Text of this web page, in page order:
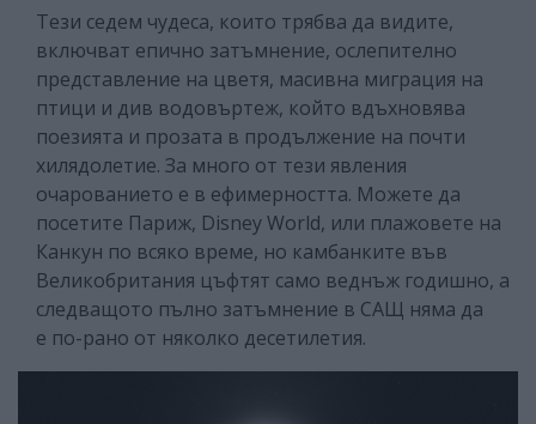
Тези седем чудеса, които трябва да видите,
включват епично затъмнение, ослепително
представление на цветя, масивна миграция на
птици и див водовъртеж, който вдъхновява
поезията и прозата в продължение на почти
хилядолетие. За много от тези явления
очарованието е в ефимерността. Можете да
посетите Париж, Disney World, или плажовете на
Канкун по всяко време, но камбанките във
Великобритания цъфтят само веднъж годишно, а
следващото пълно затъмнение в САЩ няма да
е по-рано от няколко десетилетия.